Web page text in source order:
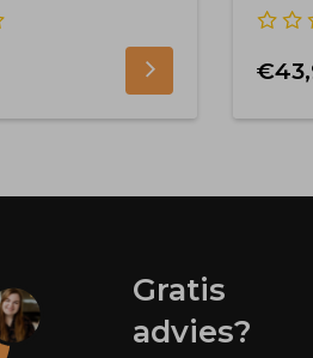
Gratis
advies?